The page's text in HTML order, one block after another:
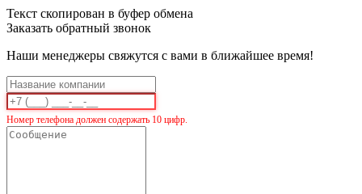
Текст скопирован в буфер обмена
Заказать обратный звонок
Наши менеджеры свяжутся с вами в ближайшее время!
Номер телефона должен содержать 10 цифр.